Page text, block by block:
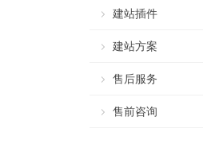
建站插件
建站方案
售后服务
售前咨询